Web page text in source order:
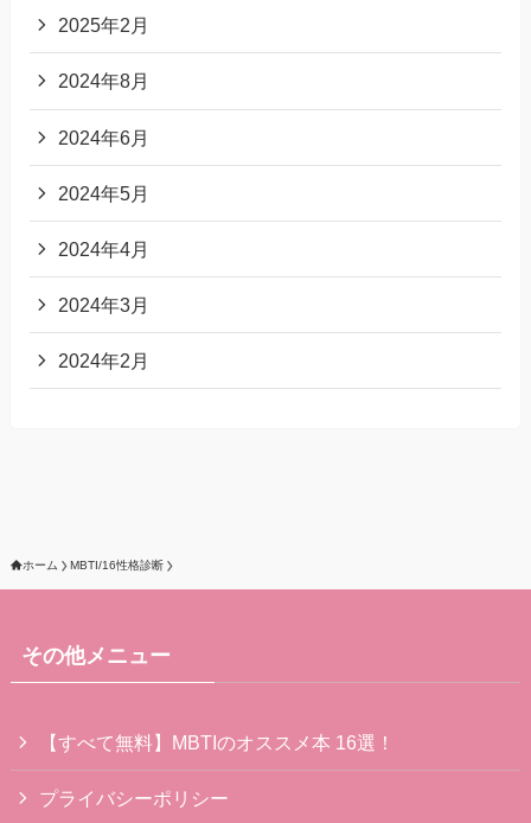
2025年2月
2024年8月
2024年6月
2024年5月
2024年4月
2024年3月
2024年2月
ホーム MBTI/16性格診断
その他メニュー
【すべて無料】MBTIのオススメ本 16選！
プライバシーポリシー